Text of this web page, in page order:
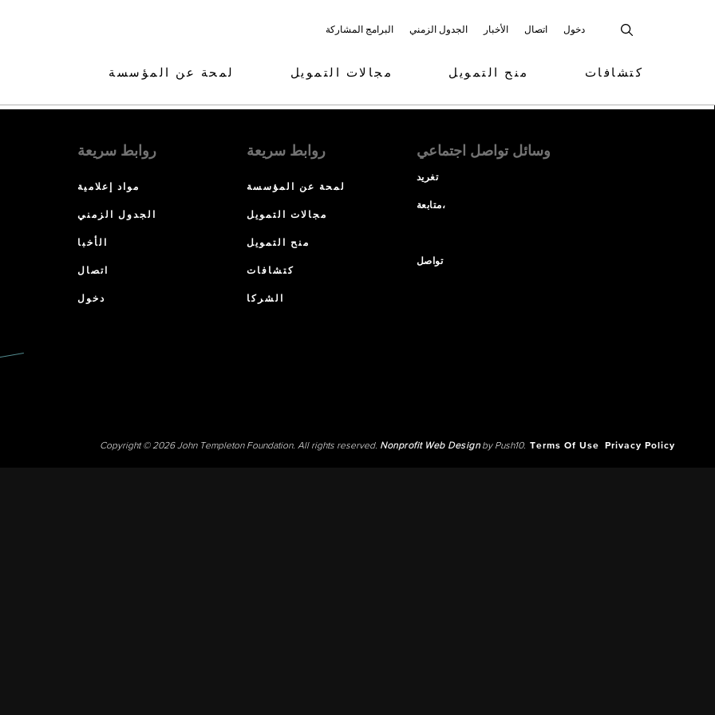
البرامج المشاركة الجدول الزمني الأخبار اتصال دخول
لمحة عن المؤسسة مجالات التمويل منح التمويل كتشافات
روابط سريعة
مواد إعلامية
الجدول الزمني
الأخبا
اتصال
دخول
روابط سريعة
لمحة عن المؤسسة
مجالات التمويل
منح التمويل
كتشافات
الشركا
وسائل تواصل اجتماعي
تغريد
متابعة،
تواصل
Copyright © 2026 John Templeton Foundation. All rights reserved. Nonprofit Web Designby Push10. Terms Of Use Privacy Policy